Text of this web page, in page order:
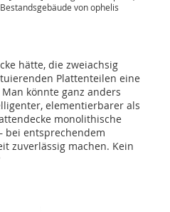
von ophelis
hätte, die zweiachsig
Plattenteilen eine
könnte ganz anders
elementierbarer als
monolithische
bei entsprechendem
zuverlässig machen. Kein